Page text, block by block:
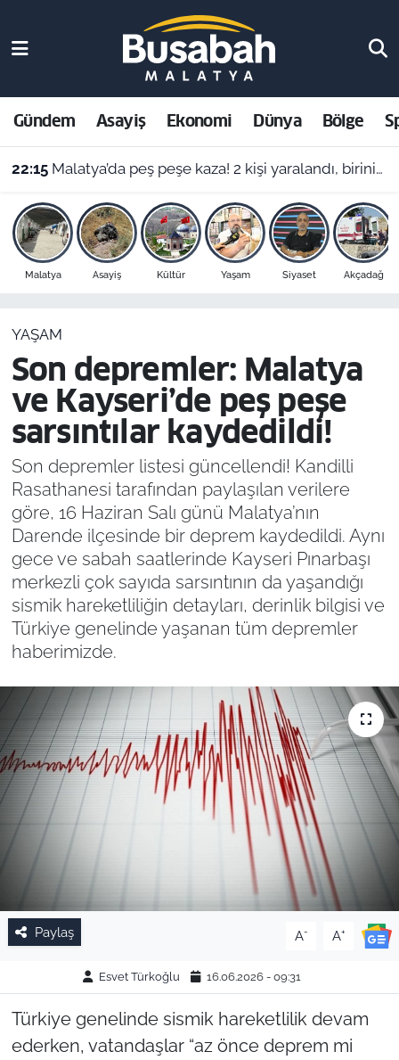
Gündem Asayiş Ekonomi Dünya Bölge
22:15 Malatya’da peş peşe kaza! 2 kişi yaralandı, birinin durumu ağır
21:45 4 şef yanıtladı: Haşlanmış yumurtayı buzlu suya almak neden şart?
Malatya Asayiş Kültür Yaşam Siyaset Akçadağ
YAŞAM
Son depremler: Malatya
ve Kayseri’de peş peşe
sarsıntılar kaydedildi!
Son depremler listesi güncellendi! Kandilli
Rasathanesi tarafından paylaşılan verilere
göre, 16 Haziran Salı günü Malatya’nın
Darende ilçesinde bir deprem kaydedildi. Aynı
gece ve sabah saatlerinde Kayseri Pınarbaşı
merkezli çok sayıda sarsıntının da yaşandığı
sismik hareketliliğin detayları, derinlik bilgisi ve
Türkiye genelinde yaşanan tüm depremler
haberimizde.
Paylaş A- A+
Esvet Türkoğlu 16.06.2026 - 09:31
Türkiye genelinde sismik hareketlilik devam
ederken, vatandaşlar “az önce deprem mi
Asayiş
Ekonomi
Dünya
Bölge
Resmi İlanlar
Malatya Nöbetçi Eczaneler
Malatya Hava Durumu
Malatya Namaz Vakitleri
Malatya Trafik Yoğunluk Haritası
Süper Lig Puan Durumu ve Fikstür
Son Dakika Haberleri
Haber Arşivi